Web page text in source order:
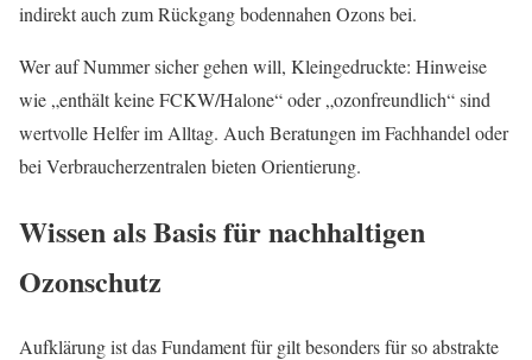
indirekt auch zum Rückgang bodennahen Ozons bei.
Wer auf Nummer sicher gehen will, Kleingedruckte: Hinweise
wie „enthält keine FCKW/Halone“ oder „ozonfreundlich“ sind
wertvolle Helfer im Alltag. Auch Beratungen im Fachhandel oder
bei Verbraucherzentralen bieten Orientierung.
Wissen als Basis für nachhaltigen
Ozonschutz
Aufklärung ist das Fundament für gilt besonders für so abstrakte